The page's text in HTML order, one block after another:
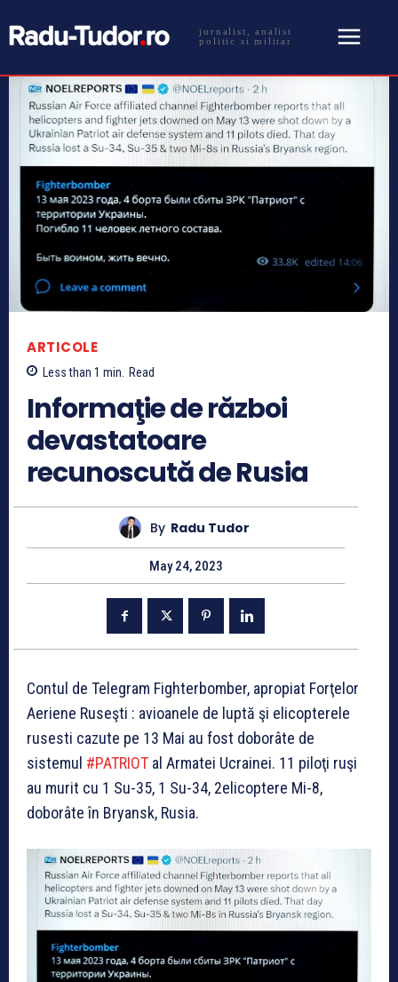
jurnalist, analist
politic si militar
ARTICOLE
Less than 1 min. Read
Informaţie de război
devastatoare
recunoscută de Rusia
By Radu Tudor
May 24, 2023
Contul de Telegram Fighterbomber, apropiat Forţelor
Aeriene Ruseşti : avioanele de luptă şi elicopterele
rusesti cazute pe 13 Mai au fost doborâte de
sistemul #PATRIOT al Armatei Ucrainei. 11 piloţi ruşi
au murit cu 1 Su-35, 1 Su-34, 2elicoptere Mi-8,
doborâte în Bryansk, Rusia.